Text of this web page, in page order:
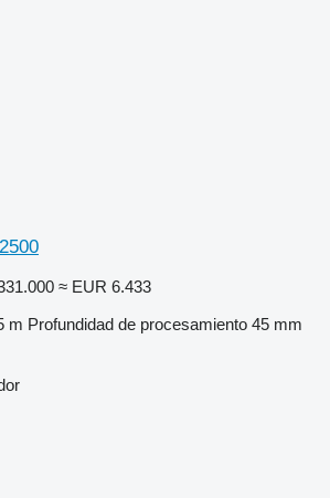
≈ EUR 6.433
m Profundidad de procesamiento 45 mm